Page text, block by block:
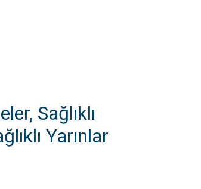
Sağlıklı
Yarınlar